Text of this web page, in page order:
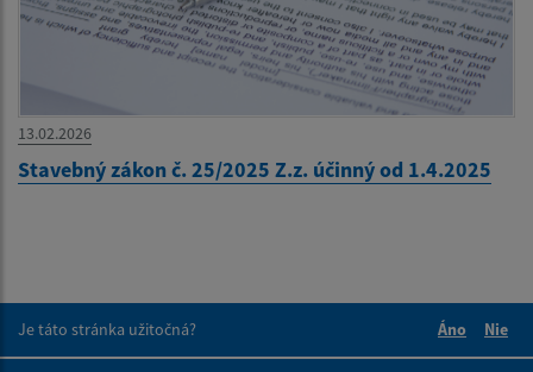
13.02.2026
Stavebný zákon č. 25/2025 Z.z. účinný od 1.4.2025
Je táto stránka užitočná?
Áno
Nie